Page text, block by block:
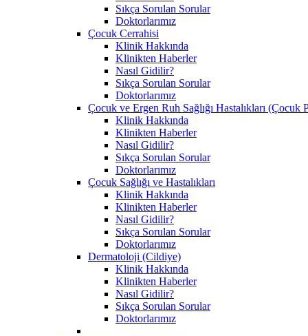
Sıkça Sorulan Sorular
Doktorlarımız
Çocuk Cerrahisi
Klinik Hakkında
Klinikten Haberler
Nasıl Gidilir?
Sıkça Sorulan Sorular
Doktorlarımız
Çocuk ve Ergen Ruh Sağlığı Hastalıkları (Çocuk
Klinik Hakkında
Klinikten Haberler
Nasıl Gidilir?
Sıkça Sorulan Sorular
Doktorlarımız
Çocuk Sağlığı ve Hastalıkları
Klinik Hakkında
Klinikten Haberler
Nasıl Gidilir?
Sıkça Sorulan Sorular
Doktorlarımız
Dermatoloji (Cildiye)
Klinik Hakkında
Klinikten Haberler
Nasıl Gidilir?
Sıkça Sorulan Sorular
Doktorlarımız